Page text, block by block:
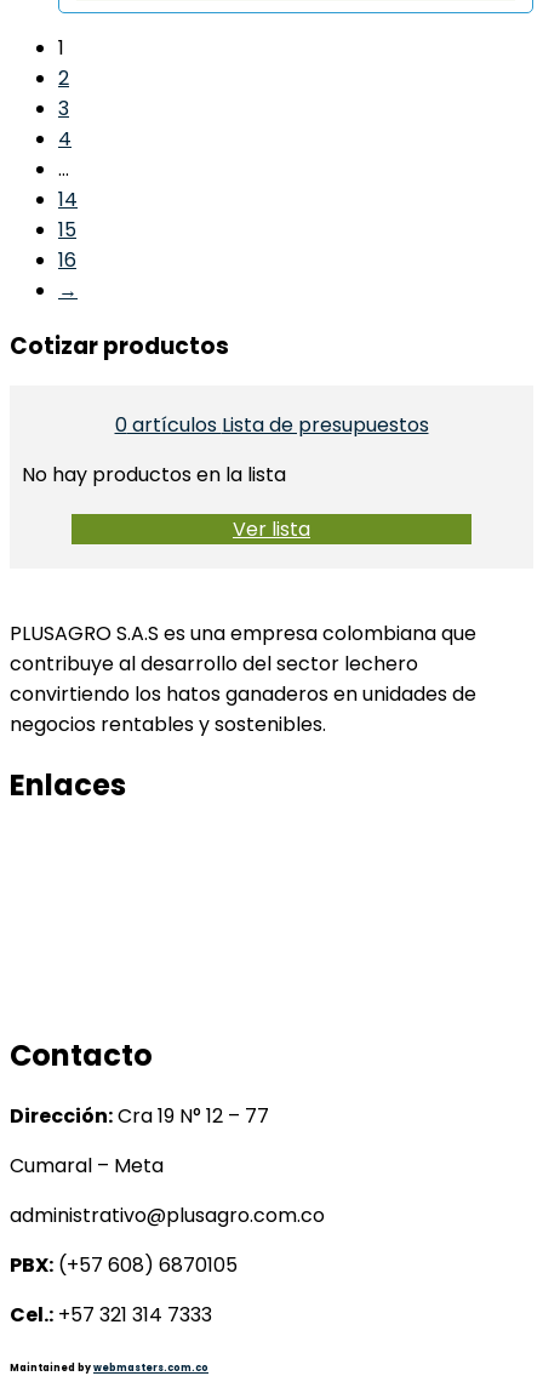
1
2
3
4
…
14
15
16
→
Cotizar productos
0artículos Lista de presupuestos
No hay productos en la lista
Ver lista
PLUSAGRO S.A.S es una empresa colombiana que
contribuye al desarrollo del sector lechero
convirtiendo los hatos ganaderos en unidades de
negocios rentables y sostenibles.
Enlaces
Contacto
Dirección:Cra 19 N° 12 – 77
Cumaral – Meta
administrativo@plusagro.com.co
PBX: (+57 608) 6870105
Cel.: +57 321 314 7333
Maintained bywebmasters.com.co